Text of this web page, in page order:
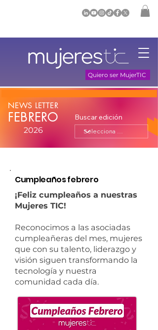
Quiero ser MujerTIC
NEWS LETTER
FEBRERO
2026
Buscar edición
Cumpleaños febrero
¡Feliz cumpleaños a nuestras
Mujeres TIC!
Reconocimos a las asociadas
cumpleañeras del mes, mujeres
que con su talento, liderazgo y
visión siguen transformando la
tecnología y nuestra
comunidad cada día.